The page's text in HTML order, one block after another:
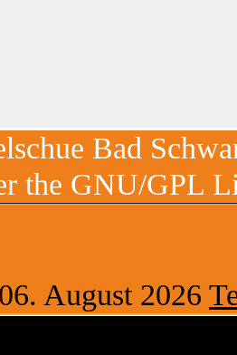
Bad
the GNU/GPL
August 2026